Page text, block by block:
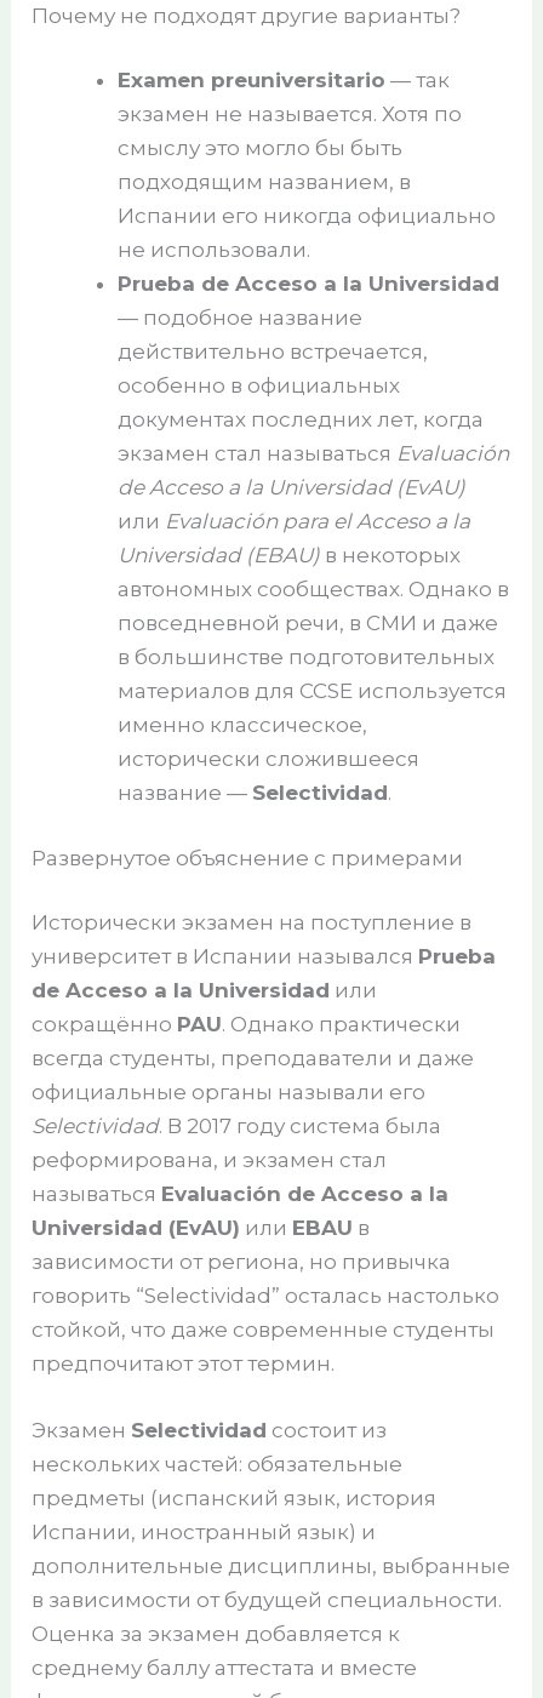
Почему не подходят другие варианты?
Examen preuniversitario — так
экзамен не называется. Хотя по
смыслу это могло бы быть
подходящим названием, в
Испании его никогда официально
не использовали.
Prueba de Acceso a la Universidad
— подобное название
действительно встречается,
особенно в официальных
документах последних лет, когда
экзамен стал называться Evaluación
de Acceso a la Universidad (EvAU)
или Evaluación para el Acceso a la
Universidad (EBAU) в некоторых
автономных сообществах. Однако в
повседневной речи, в СМИ и даже
в большинстве подготовительных
материалов для CCSE используется
именно классическое,
исторически сложившееся
название — Selectividad.
Развернутое объяснение с примерами
Исторически экзамен на поступление в
университет в Испании назывался Prueba
de Acceso a la Universidad или
сокращённо PAU. Однако практически
всегда студенты, преподаватели и даже
официальные органы называли его
Selectividad. В 2017 году система была
реформирована, и экзамен стал
называться Evaluación de Acceso a la
Universidad (EvAU) или EBAU в
зависимости от региона, но привычка
говорить “Selectividad” осталась настолько
стойкой, что даже современные студенты
предпочитают этот термин.
Экзамен Selectividad состоит из
нескольких частей: обязательные
предметы (испанский язык, история
Испании, иностранный язык) и
дополнительные дисциплины, выбранные
в зависимости от будущей специальности.
Оценка за экзамен добавляется к
среднему баллу аттестата и вместе